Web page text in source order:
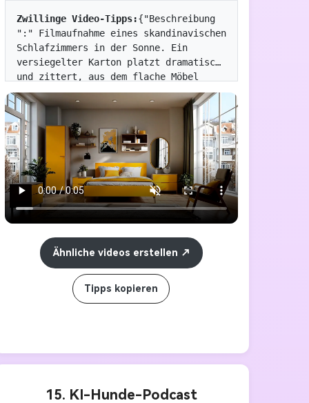
Zwillinge Video-Tipps:{"Beschreibung
":" Filmaufnahme eines skandinavischen
Schlafzimmers in der Sonne. Ein
versiegelter Karton platzt dramatisch
und zittert, aus dem flache Möbel
platzen aus der Schachtel und werden
schnell zu einem ruhigen und
stilvollen Raum zusammengebaut, mit
einer hellgelben Decke auf dem Bett.
Kein Text. "," Style ":" Filmstil ","
Kamera ":" Fixed Weitwinkel ","
Beleuchtung ":" Naturwarme Farben mit
kühlen Farben "," Zimmer ":"
Böhmisches Schlafzimmer "," Elemente
":" Karton (visuelles Schild), "Bett
mit gelben Decken auf dem Bett.
Ähnliche videos erstellen
Tipps kopieren
15. KI-Hunde-Podcast